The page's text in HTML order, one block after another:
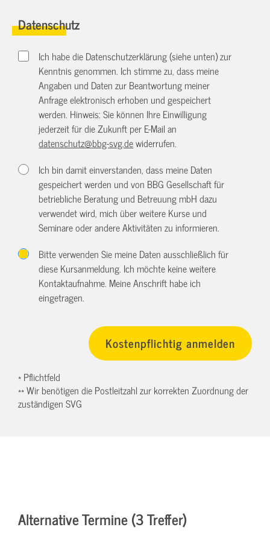
Datenschutz
Ich habe die Datenschutzerklärung (siehe unten) zur
Kenntnis genommen. Ich stimme zu, dass meine
Angaben und Daten zur Beantwortung meiner
Anfrage elektronisch erhoben und gespeichert
werden. Hinweis: Sie können Ihre Einwilligung
jederzeit für die Zukunft per E-Mail an
datenschutz@bbg-svg.dewiderrufen.
Ich bin damit einverstanden, dass meine Daten
gespeichert werden und von BBG Gesellschaft für
betriebliche Beratung und Betreuung mbH dazu
verwendet wird, mich über weitere Kurse und
Seminare oder andere Aktivitäten zu informieren.
Bitte verwenden Sie meine Daten ausschließlich für
diese Kursanmeldung. Ich möchte keine weitere
Kontaktaufnahme. Meine Anschrift habe ich
eingetragen.
* Pflichtfeld
** Wir benötigen die Postleitzahl zur korrekten Zuordnung der
zuständigen SVG
Alternative Termine (3 Treffer)